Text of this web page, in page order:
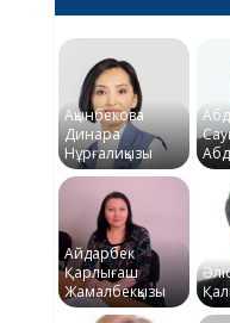
Ақынбекова
Динара
Нұрғалиқызы
Айдарбек
Қарлығаш
Жамалбекқызы